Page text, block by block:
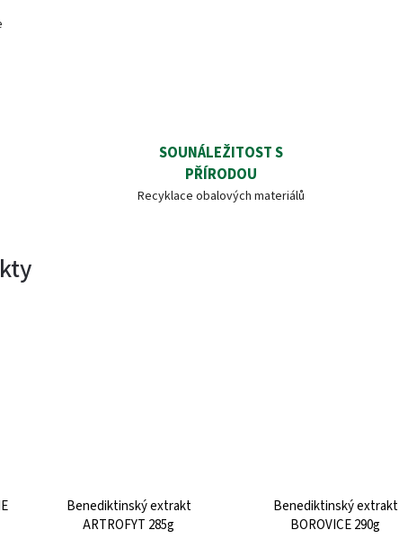
SOUNÁLEŽITOST S
PŘÍRODOU
Recyklace obalových materiálů
Benediktinský extrakt
ARTROFYT 285g
Benediktinský extrakt
BOROVICE 290g